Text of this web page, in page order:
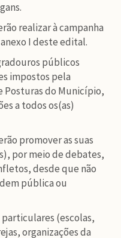
realizar à campanha
I deste edital.
públicos
impostos pela
Posturas do Município,
a todos os(as)
promover as suas
por meio de debates,
desde que não
pública ou
(escolas,
organizações da